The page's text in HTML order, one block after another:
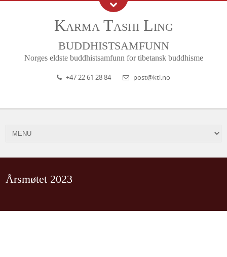
Karma Tashi Ling
buddhistsamfunn
Norges eldste buddhistsamfunn for tibetansk buddhisme
+47 22 61 28 84 post@ktl.no
Årsmøtet 2023